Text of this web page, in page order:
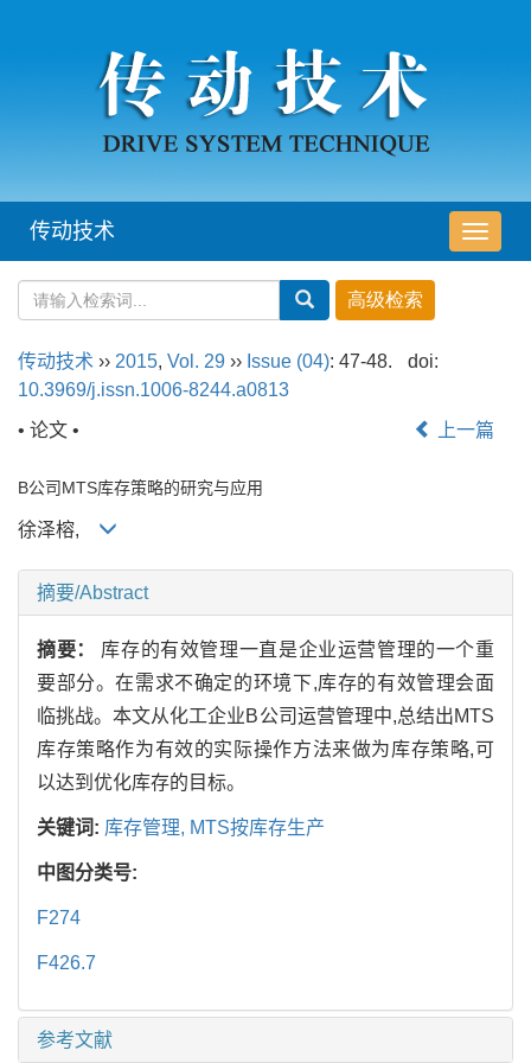
导
航
传动技术
传动技术 ›› 2015, Vol. 29 ›› Issue (04): 47-48.
doi:
10.3969/j.issn.1006-8244.a0813
• 论文 •
上一篇
B公司MTS库存策略的研究与应用
徐泽榕,
摘要/Abstract
摘要： 库存的有效管理一直是企业运营管理的一个重
要部分。在需求不确定的环境下,库存的有效管理会面
临挑战。本文从化工企业B公司运营管理中,总结出MTS
库存策略作为有效的实际操作方法来做为库存策略,可
以达到优化库存的目标。
关键词: 库存管理, MTS按库存生产
中图分类号:
F274
F426.7
参考文献